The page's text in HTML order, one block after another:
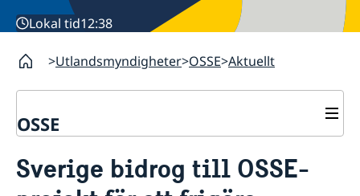
Lokal tid12:38
Utlandsmyndigheter OSSE Aktuellt
OSSE
Om oss
Sverige bidrog till OSSE-